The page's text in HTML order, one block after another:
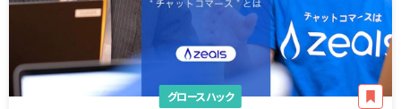
グロースハック